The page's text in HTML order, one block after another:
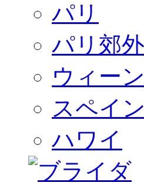
パリ
パリ郊外
ウィーン
スペイン
ハワイ